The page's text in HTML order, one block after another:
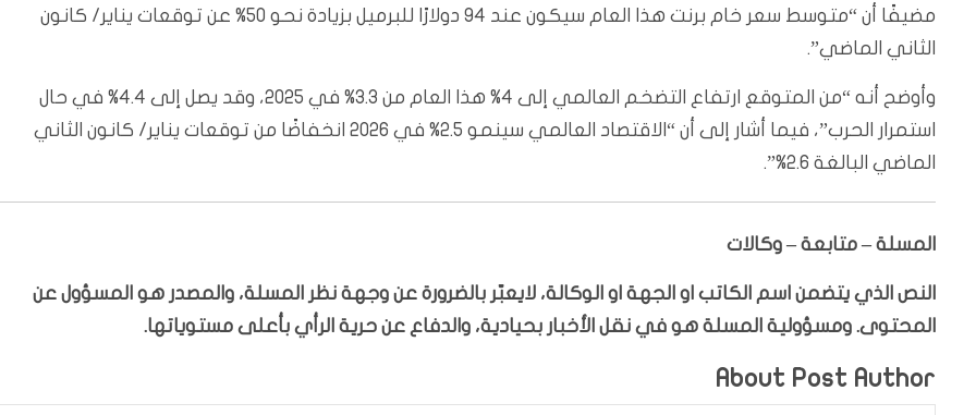
مضيفًا أن “متوسط سعر خام برنت هذا العام سيكون عند 94 دولارًا للبرميل بزيادة نحو 50% عن توقعات يناير/ كانون
الثاني الماضي”.
وأوضح أنه “من المتوقع ارتفاع التضخم العالمي إلى 4% هذا العام من 3.3% في 2025، وقد يصل إلى 4.4% في حال
استمرار الحرب”، فيما أشار إلى أن “الاقتصاد العالمي سينمو 2.5% في 2026 انخفاضًا من توقعات يناير/ كانون الثاني
الماضي البالغة 2.6%”.
المسلة – متابعة – وكالات
النص الذي يتضمن اسم الكاتب او الجهة او الوكالة، لايعبّر بالضرورة عن وجهة نظر المسلة، والمصدر هو المسؤول عن
المحتوى. ومسؤولية المسلة هو في نقل الأخبار بحيادية، والدفاع عن حرية الرأي بأعلى مستوياتها.
About Post Author